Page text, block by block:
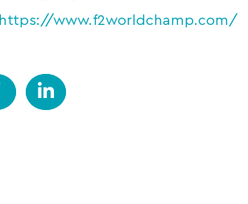
https://www.f2worldchamp.com/